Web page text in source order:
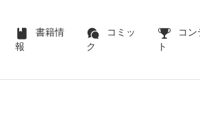
書籍情
報
コミッ
ク
コン
ト